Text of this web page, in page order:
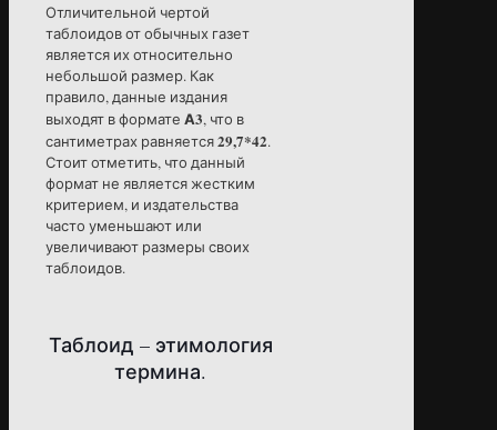
Отличительной чертой
таблоидов от обычных газет
является их относительно
небольшой размер. Как
правило, данные издания
выходят в формате А3, что в
сантиметрах равняется29,7*42.
Стоит отметить, что данный
формат не является жестким
критерием, и издательства
часто уменьшают или
увеличивают размеры своих
таблоидов.
Таблоид – этимология
термина.